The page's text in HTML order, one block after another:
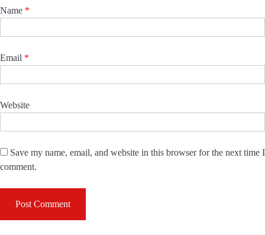
Name *
Email *
Website
Save my name, email, and website in this browser for the next time I
comment.